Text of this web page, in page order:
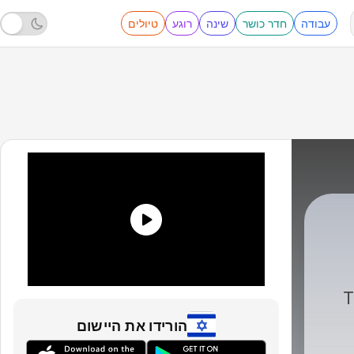
עבודה חדר כושר שינה רוגע טיולים
הורידו את היישום